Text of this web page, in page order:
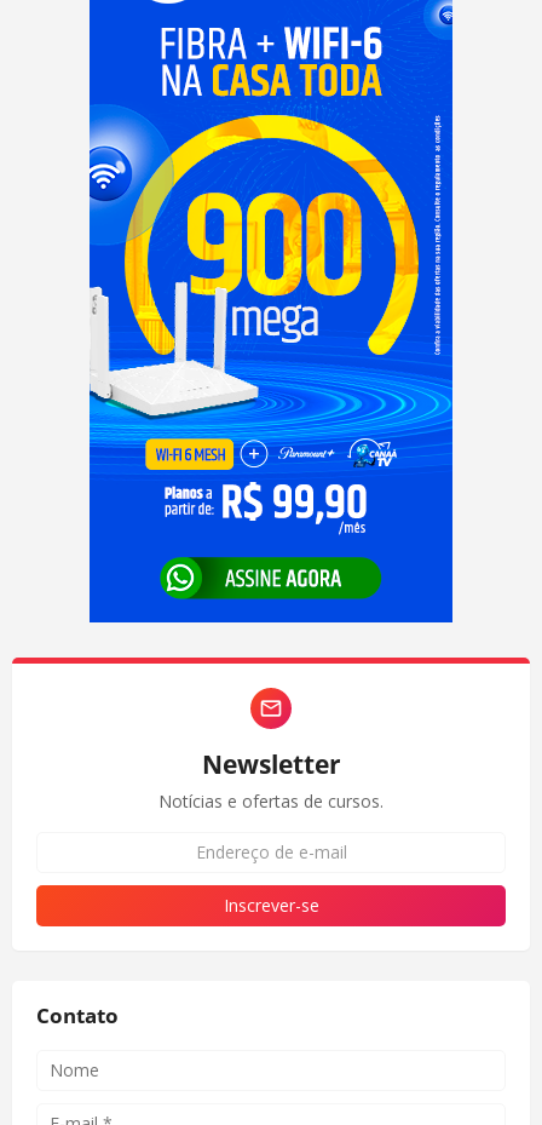
Newsletter
Notícias e ofertas de cursos.
Contato